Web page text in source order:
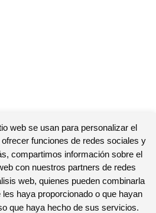
web se usan para personalizar el
funciones de redes sociales y
compartimos información sobre el
con nuestros partners de redes
web, quienes pueden combinarla
haya proporcionado o que hayan
que haya hecho de sus servicios.